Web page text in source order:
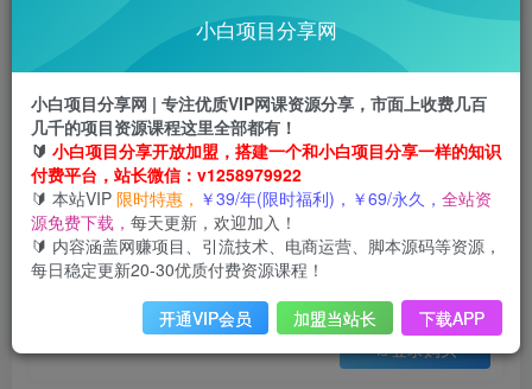
1年前更新
关注
0 864 48
此内容为会员免费，请付费后查看
云币3 限时特惠
云币 99
年VIP免费 终身VIP会员免费
登录购买
会员免费 已售 27
小白项目分享网
小白项目分享网 | 专注优质VIP网课资源分享，市面上收费几百
几千的项目资源课程这里全部都有！
🔰 小白项目分享开放加盟，搭建一个和小白项目分享一样的知识
付费平台，站长微信：v1258979922
🔰 本站VIP 限时特惠， ￥39/年(限时福利)，￥69/永久， 全站资
源免费下载， 每天更新，欢迎加入！
🔰 内容涵盖网赚项目、引流技术、电商运营、脚本源码等资源，
每日稳定更新20-30优质付费资源课程！
开通VIP会员 加盟当站长 下载APP